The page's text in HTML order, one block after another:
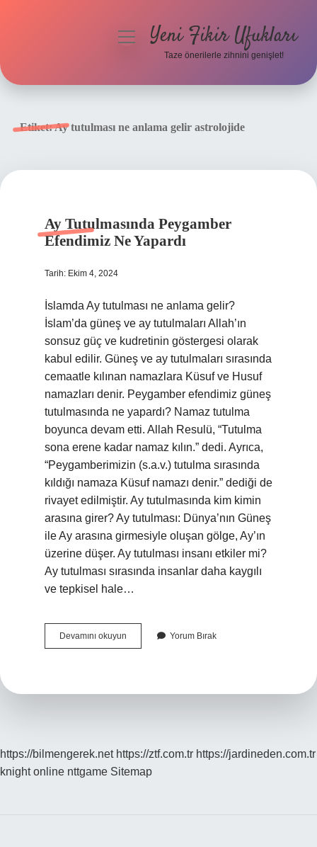
menüyüYeni Fikir Ufukları
Taze önerilerle zihnini genişlet!
Etiket:Ay tutulması ne anlama gelir astrolojide
Ay Tutulmasında Peygamber
Efendimiz Ne Yapardı
Tarih: Ekim 4, 2024
İslamda Ay tutulması ne anlama gelir?
İslam’da güneş ve ay tutulmaları Allah’ın
sonsuz güç ve kudretinin göstergesi olarak
kabul edilir. Güneş ve ay tutulmaları sırasında
cemaatle kılınan namazlara Küsuf ve Husuf
namazları denir. Peygamber efendimiz güneş
tutulmasında ne yapardı? Namaz tutulma
boyunca devam etti. Allah Resulü, “Tutulma
sona erene kadar namaz kılın.” dedi. Ayrıca,
“Peygamberimizin (s.a.v.) tutulma sırasında
kıldığı namaza Küsuf namazı denir.” dediği de
rivayet edilmiştir. Ay tutulmasında kim kimin
arasına girer? Ay tutulması: Dünya’nın Güneş
ile Ay arasına girmesiyle oluşan gölge, Ay’ın
üzerine düşer. Ay tutulması insanı etkiler mi?
Ay tutulması sırasında insanlar daha kaygılı
ve tepkisel hale…
Devamını okuyun
Tutulmasında
Yorum Bırak
https://bilmengerek.net https://ztf.com.tr https://jardineden.com.tr
knight online nttgame Sitemap